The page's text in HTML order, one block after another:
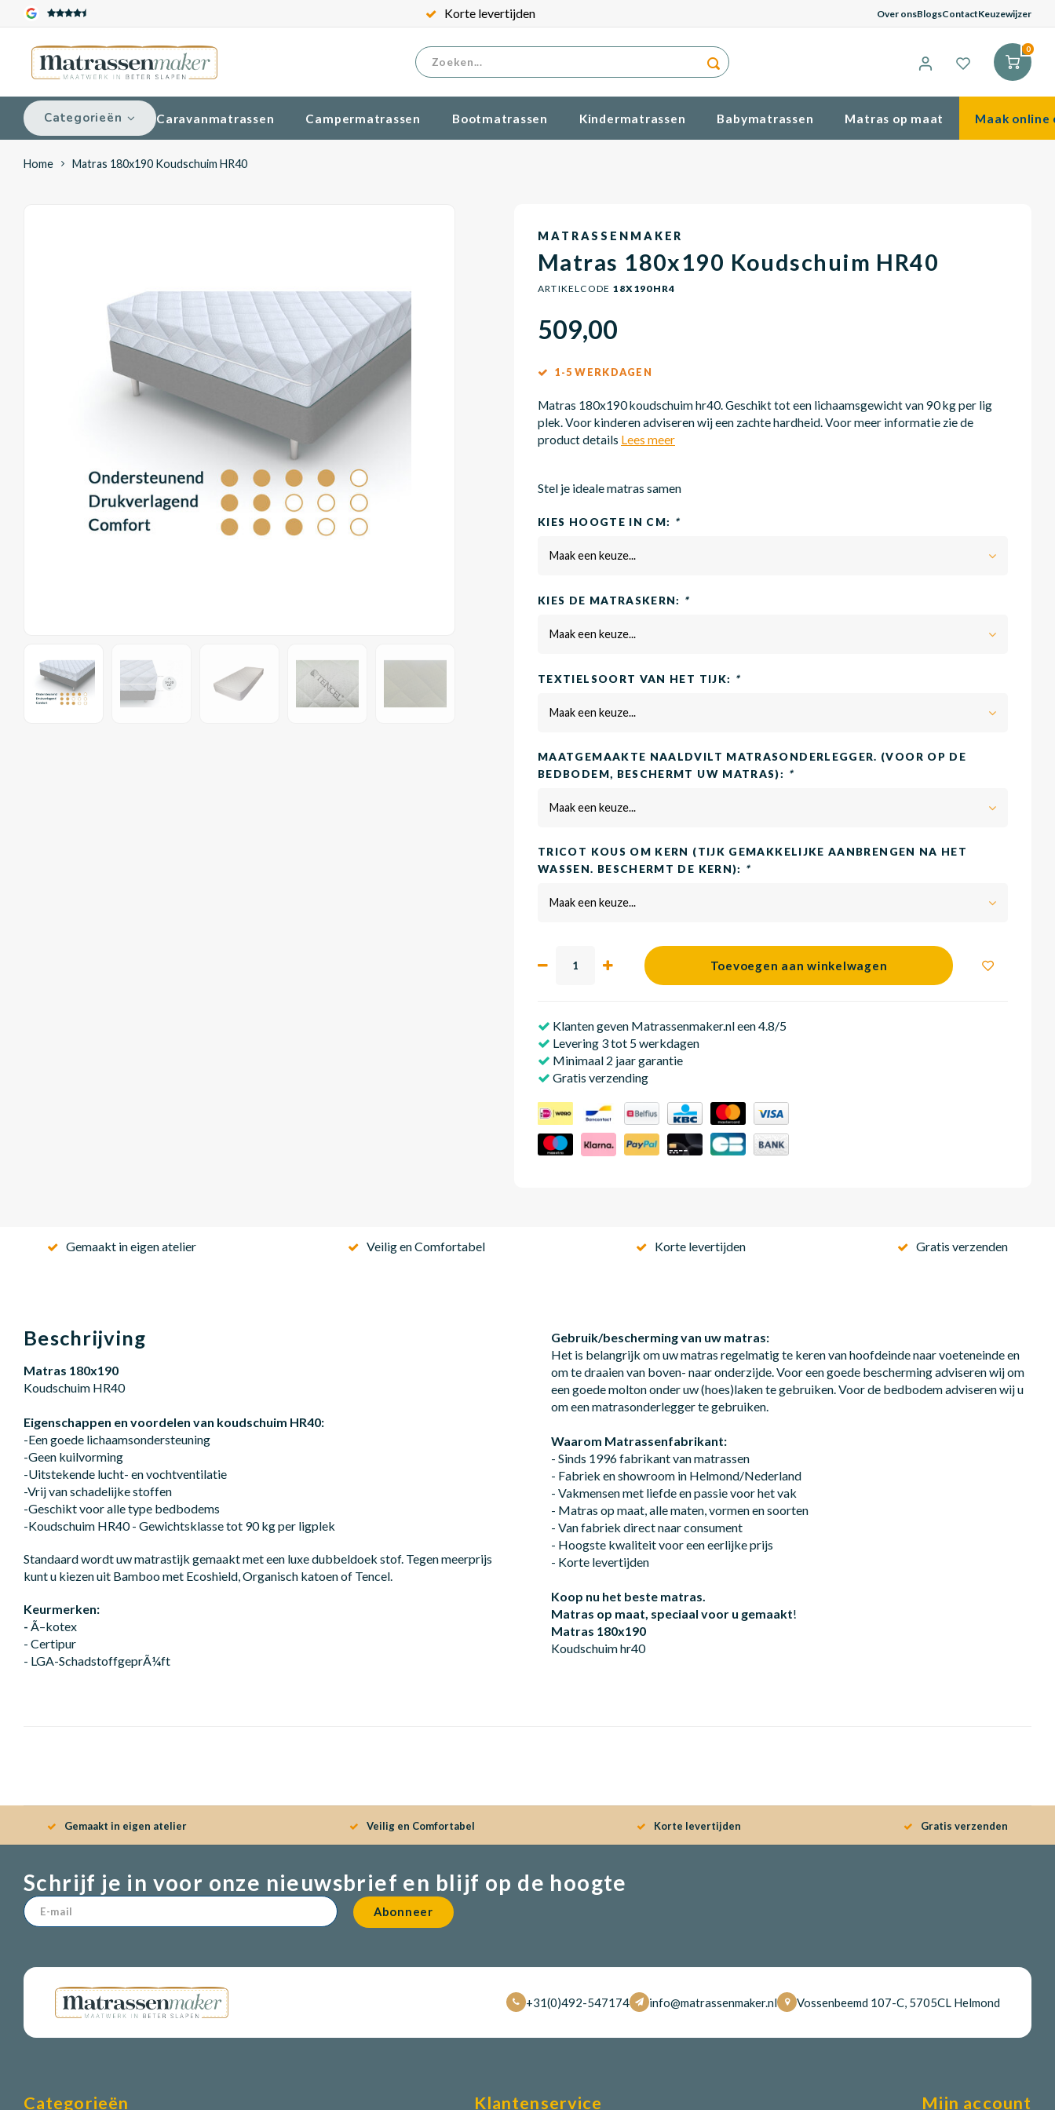
Korte levertijden Over onsBlogsContactKeuzewijzer
0
Categorieën Caravanmatrassen Campermatrassen Bootmatrassen Kindermatrassen Babymatrassen Matras op maat Maak online
Home Matras 180x190 Koudschuim HR40
MATRASSENMAKER
Matras 180x190 Koudschuim HR40
ARTIKELCODE 18X190HR4
509,00
1-5 WERKDAGEN
Matras 180x190 koudschuim hr40. Geschikt tot een lichaamsgewicht van 90 kg per lig
plek. Voor kinderen adviseren wij een zachte hardheid. Voor meer informatie zie de
product details Lees meer
Stel je ideale matras samen
KIES HOOGTE IN CM: *
Maak een keuze...
KIES DE MATRASKERN: *
Maak een keuze...
TEXTIELSOORT VAN HET TIJK: *
Maak een keuze...
MAATGEMAAKTE NAALDVILT MATRASONDERLEGGER. (VOOR OP DE
BEDBODEM, BESCHERMT UW MATRAS): *
Maak een keuze...
TRICOT KOUS OM KERN (TIJK GEMAKKELIJKE AANBRENGEN NA HET
WASSEN. BESCHERMT DE KERN): *
Maak een keuze...
Toevoegen aan winkelwagen
Klanten geven Matrassenmaker.nl een 4.8/5
Levering 3 tot 5 werkdagen
Minimaal 2 jaar garantie
Gratis verzending
Gemaakt in eigen atelier Veilig en Comfortabel Korte levertijden Gratis verzenden
Beschrijving
Matras 180x190
Koudschuim HR40
Eigenschappen en voordelen van koudschuim HR40:
-Een goede lichaamsondersteuning
-Geen kuilvorming
-Uitstekende lucht- en vochtventilatie
-Vrij van schadelijke stoffen
-Geschikt voor alle type bedbodems
-Koudschuim HR40 - Gewichtsklasse tot 90 kg per ligplek
Standaard wordt uw matrastijk gemaakt met een luxe dubbeldoek stof. Tegen meerprijs
kunt u kiezen uit Bamboo met Ecoshield, Organisch katoen of Tencel.
Keurmerken:
- Ã–kotex
- Certipur
- LGA-SchadstoffgeprÃ¼ft
Gebruik/bescherming van uw matras:
Het is belangrijk om uw matras regelmatig te keren van hoofdeinde naar voeteneinde en
om te draaien van boven- naar onderzijde. Voor een goede bescherming adviseren wij om
een goede molton onder uw (hoes)laken te gebruiken. Voor de bedbodem adviseren wij u
om een matrasonderlegger te gebruiken.
Waarom Matrassenfabrikant:
- Sinds 1996 fabrikant van matrassen
- Fabriek en showroom in Helmond/Nederland
- Vakmensen met liefde en passie voor het vak
- Matras op maat, alle maten, vormen en soorten
- Van fabriek direct naar consument
- Hoogste kwaliteit voor een eerlijke prijs
- Korte levertijden
Koop nu het beste matras.
Matras op maat, speciaal voor u gemaakt!
Matras 180x190
Koudschuim hr40
Gemaakt in eigen atelier Veilig en Comfortabel Korte levertijden Gratis verzenden
Schrijf je in voor onze nieuwsbrief en blijf op de hoogte
Abonneer
+31(0)492-547174 info@matrassenmaker.nl Vossenbeemd 107-C, 5705CL Helmond
Categorieën Klantenservice Mijn account